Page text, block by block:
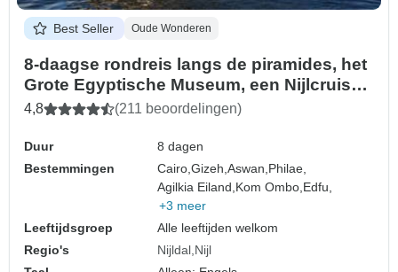
Best Seller Oude Wonderen
8-daagse rondreis langs de piramides, het
Grote Egyptische Museum, een Nijlcruise,
Aswan, Abu Simbel, Luxor en Hurghada
4,8 (211 beoordelingen)
Duur
8 dagen
Bestemmingen
Cairo,Gizeh,Aswan, Philae,
Agilkia Eiland, Kom Ombo, Edfu,
+3 meer
Leeftijdsgroep
Alle leeftijden welkom
Regio's
Nijldal Nijl